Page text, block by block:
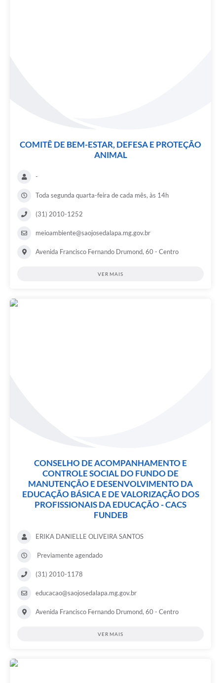
COMITÊ DE BEM-ESTAR, DEFESA E PROTEÇÃO
ANIMAL
-
Toda segunda quarta-feira de cada mês, às 14h
(31) 2010-1252
meioambiente@saojosedalapa.mg.gov.br
Avenida Francisco Fernando Drumond, 60 - Centro
VER MAIS
CONSELHO DE ACOMPANHAMENTO E
CONTROLE SOCIAL DO FUNDO DE
MANUTENÇÃO E DESENVOLVIMENTO DA
EDUCAÇÃO BÁSICA E DE VALORIZAÇÃO DOS
PROFISSIONAIS DA EDUCAÇÃO - CACS
FUNDEB
ERIKA DANIELLE OLIVEIRA SANTOS
Previamente agendado
(31) 2010-1178
educacao@saojosedalapa.mg.gov.br
Avenida Francisco Fernando Drumond, 60 - Centro
VER MAIS